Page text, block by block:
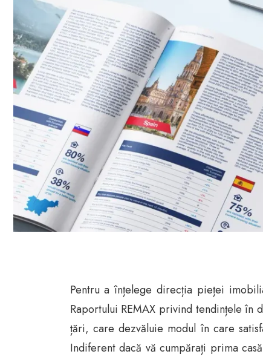
Pentru a înțelege direcția pieței
Raportului REMAX privind tendințele
țări, care dezvăluie modul în care
Indiferent dacă vă cumpărați prima